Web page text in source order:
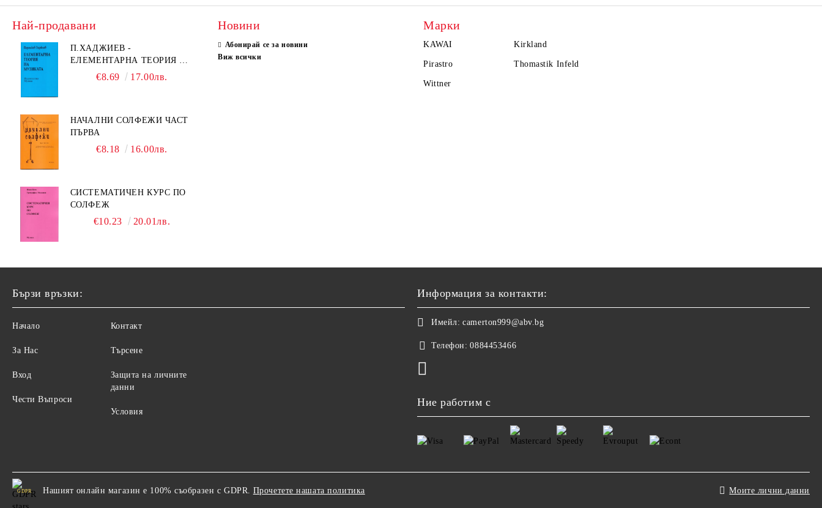
Най-продавани
П.ХАДЖИЕВ -
ЕЛЕМЕНТАРНА ТЕОРИЯ НА
МУЗИКАТА
€8.69 17.00лв.
НАЧАЛНИ СОЛФЕЖИ ЧАСТ
ПЪРВА
€8.18 16.00лв.
СИСТЕМАТИЧЕН КУРС ПО
СОЛФЕЖ
€10.23 20.01лв.
Новини
Абонирай се за новини
Виж всички
Марки
KAWAI Kirkland
Pirastro Thomastik Infeld
Wittner
Бързи връзки:
Начало
За Нас
Вход
Чести Въпроси
Контакт
Търсене
Защита на личните
данни
Условия
Информация за контакти:
Имейл: camerton999@abv.bg
Телефон: 0884453466
Ние работим с
GDPR Нашият онлайн магазин е 100% съобразен с GDPR. Прочетете нашата политика Моите лични данни